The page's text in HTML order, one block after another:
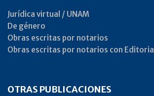
Jurídica virtual / UNAM
De género
Obras escritas por notarios
Obras escritas por notarios con Editorial
OTRAS PUBLICACIONES